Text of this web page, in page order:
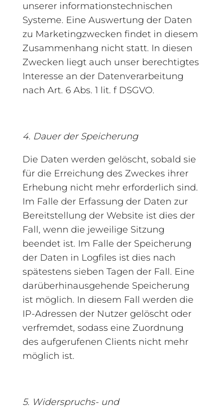
unserer informationstechnischen
Systeme. Eine Auswertung der Daten
zu Marketingzwecken findet in diesem
Zusammenhang nicht statt. In diesen
Zwecken liegt auch unser berechtigtes
Interesse an der Datenverarbeitung
nach Art. 6 Abs. 1 lit. f DSGVO.
4. Dauer der Speicherung
Die Daten werden gelöscht, sobald sie
für die Erreichung des Zweckes ihrer
Erhebung nicht mehr erforderlich sind.
Im Falle der Erfassung der Daten zur
Bereitstellung der Website ist dies der
Fall, wenn die jeweilige Sitzung
beendet ist. Im Falle der Speicherung
der Daten in Logfiles ist dies nach
spätestens sieben Tagen der Fall. Eine
darüberhinausgehende Speicherung
ist möglich. In diesem Fall werden die
IP-Adressen der Nutzer gelöscht oder
verfremdet, sodass eine Zuordnung
des aufgerufenen Clients nicht mehr
möglich ist.
5. Widerspruchs- und